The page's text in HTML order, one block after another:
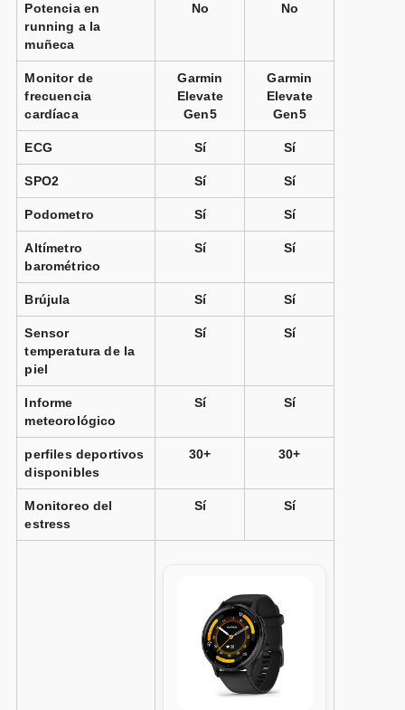
Potencia en
running a la
muñeca
No No
Monitor de
frecuencia
cardíaca
Garmin
Elevate
Gen5
Garmin
Elevate
Gen5
ECG Sí Sí
SPO2 Sí Sí
Podometro Sí Sí
Altímetro
barométrico
Sí Sí
Brújula Sí Sí
Sensor
temperatura de la
piel
Sí Sí
Informe
meteorológico
Sí Sí
perfiles deportivos
disponibles
30+ 30+
Monitoreo del
estress
Sí Sí